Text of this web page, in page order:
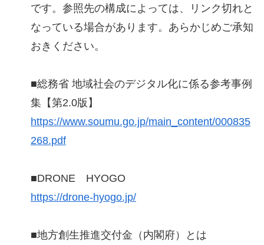
です。参照先の構成によっては、リンク切れと
なっている場合があります。あらかじめご承知
おきください。
■総務省 地域社会のデジタル化に係る参考事例
集【第2.0版】
https://www.soumu.go.jp/main_content/000835
268.pdf
■DRONE HYOGO
https://drone-hyogo.jp/
■地方創生推進交付金（内閣府）とは